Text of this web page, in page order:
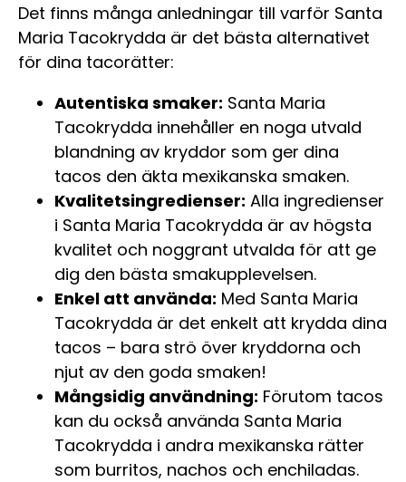
Det finns många anledningar till varför Santa
Maria Tacokrydda är det bästa alternativet
för dina tacorätter:
Autentiska smaker: Santa Maria
Tacokrydda innehåller en noga utvald
blandning av kryddor som ger dina
tacos den äkta mexikanska smaken.
Kvalitetsingredienser: Alla ingredienser
i Santa Maria Tacokrydda är av högsta
kvalitet och noggrant utvalda för att ge
dig den bästa smakupplevelsen.
Enkel att använda: Med Santa Maria
Tacokrydda är det enkelt att krydda dina
tacos – bara strö över kryddorna och
njut av den goda smaken!
Mångsidig användning: Förutom tacos
kan du också använda Santa Maria
Tacokrydda i andra mexikanska rätter
som burritos, nachos och enchiladas.